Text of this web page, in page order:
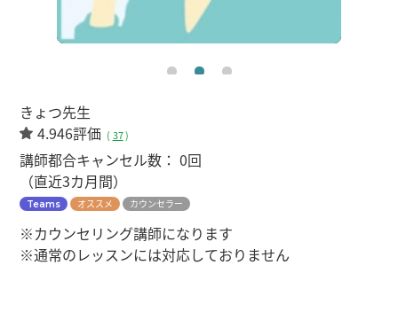
きょつ先生
4.946評価 ( 37)
講師都合キャンセル数：0回
（直近3カ月間）
Teams オススメ カウンセラー
※カウンセリング講師になります
※通常のレッスンには対応しておりません